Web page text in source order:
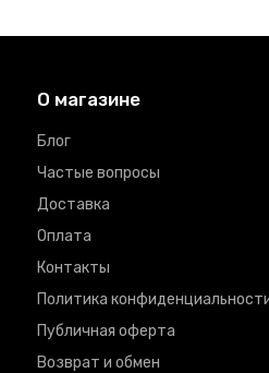
О магазине
Блог
Частые вопросы
Доставка
Оплата
Контакты
Политика
Публичная оферта
Возврат и обмен